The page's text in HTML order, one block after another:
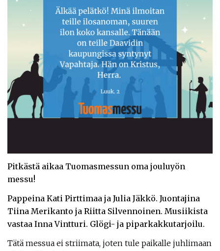
Pitkästä aikaa Tuomasmessun oma jouluyön
messu!
Pappeina Kati Pirttimaa ja Julia Jäkkö. Juontajina
Tiina Merikanto ja Riitta Silvennoinen. Musiikista
vastaa Inna Vintturi. Glögi- ja piparkakkutarjoilu.
Tätä messua ei striimata, joten tule paikalle juhlimaan